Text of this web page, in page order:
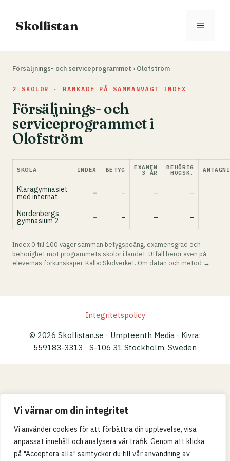
Vi värnar om din integritet
Vi använder cookies för att förbättra din upplevelse, visa
anpassat innehåll och analysera vår trafik. Genom att klicka
på "Acceptera alla" samtycker du till vår användning av
innehåll
Skollistan Meny
Försäljnings- och serviceprogrammet › Olofström
2 SKOLOR · RANKADE PÅ SAMMANVÄGT INDEX
Försäljnings- och
serviceprogrammet i
Olofström
SKOLA INDEX BETYG EXAMEN
3 ÅR
BEHÖRIG
HÖGSK.
Klaragymnasiet
med internat – – – –
Nordenbergs
gymnasium 2 – – – –
Index 0 till 100 väger samman betygspoäng, examensgrad och
behörighet mot programmets skolor i landet. Utfall beror även på
elevernas förkunskaper. Källa: Skolverket. Om datan och metod →
Integritetspolicy
© 2026 Skollistan.se · Umpteenth Media · Kivra:
559183-3313 · S-106 31 Stockholm, Sweden